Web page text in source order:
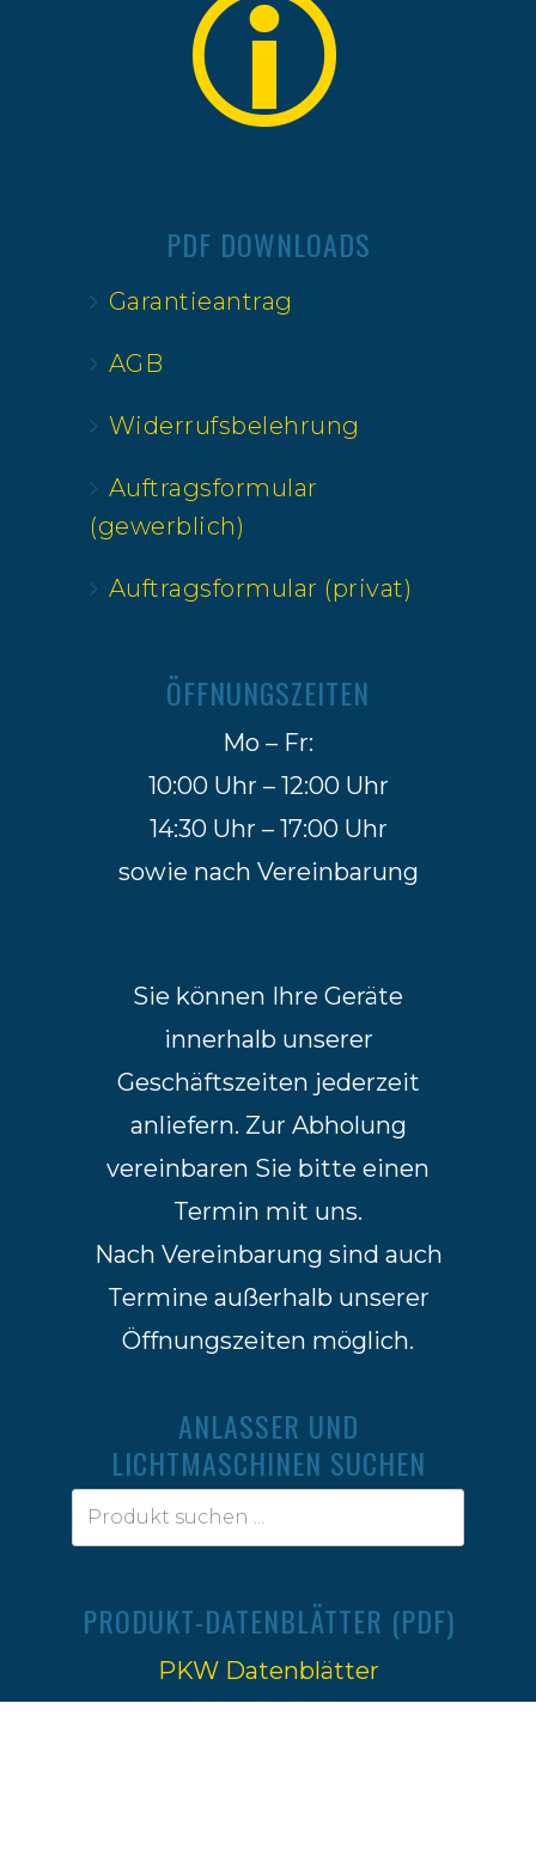
PDF DOWNLOADS
Garantieantrag
AGB
Widerrufsbelehrung
Auftragsformular
(gewerblich)
Auftragsformular (privat)
ÖFFNUNGSZEITEN
Mo – Fr:
10:00 Uhr – 12:00 Uhr
14:30 Uhr – 17:00 Uhr
sowie nach Vereinbarung
Sie können Ihre Geräte
innerhalb unserer
Geschäftszeiten jederzeit
anliefern. Zur Abholung
vereinbaren Sie bitte einen
Termin mit uns.
Nach Vereinbarung sind auch
Termine außerhalb unserer
Öffnungszeiten möglich.
ANLASSER UND
LICHTMASCHINEN SUCHEN
PRODUKT-DATENBLÄTTER (PDF)
PKW Datenblätter